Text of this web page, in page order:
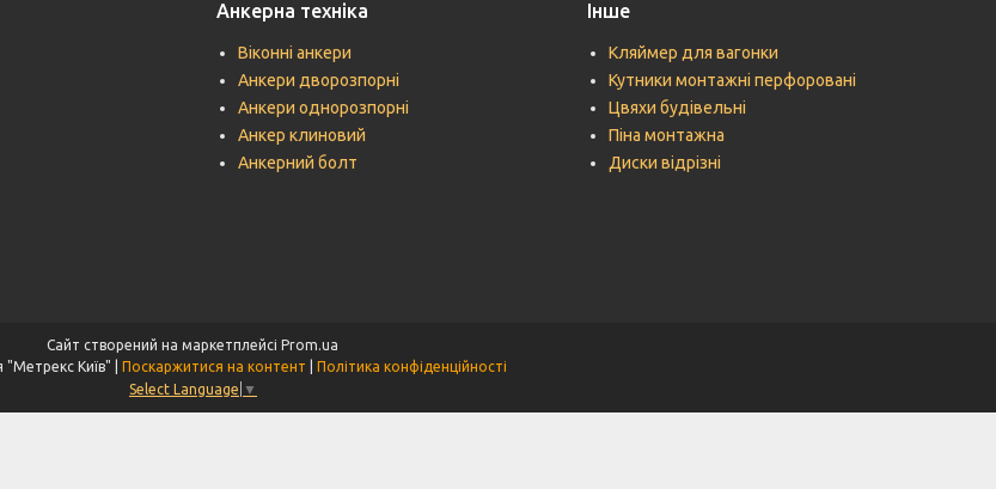
Анкерна техніка
Віконні анкери
Анкери дворозпорні
Анкери однорозпорні
Анкер клиновий
Анкерний болт
Інше
Кляймер для вагонки
Кутники монтажні перфоровані
Цвяхи будівельні
Піна монтажна
Диски відрізні
Сайт створений на маркетплейсі Prom.ua
Поскаржитися на контент
Політика конфіденційності
Select Language ▼